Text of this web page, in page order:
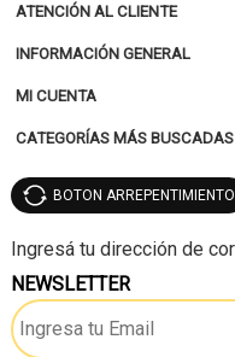
ATENCIÓN AL CLIENTE
INFORMACIÓN GENERAL
MI CUENTA
CATEGORÍAS MÁS BUSCADAS
BOTON ARREPENTIMIENTO
NEWSLETTER